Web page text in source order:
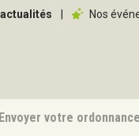
actualités Nos
Envoyer votre ordonnance